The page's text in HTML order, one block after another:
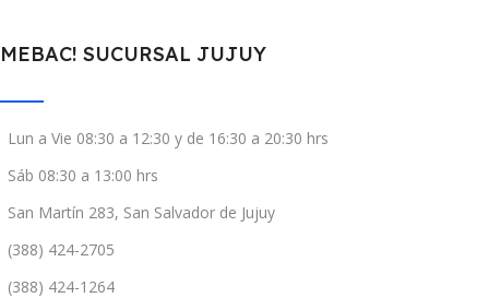
MEBAC! SUCURSAL JUJUY
Lun a Vie 08:30 a 12:30 y de 16:30 a 20:30 hrs
Sáb 08:30 a 13:00 hrs
San Martín 283, San Salvador de Jujuy
(388) 424-2705
(388) 424-1264